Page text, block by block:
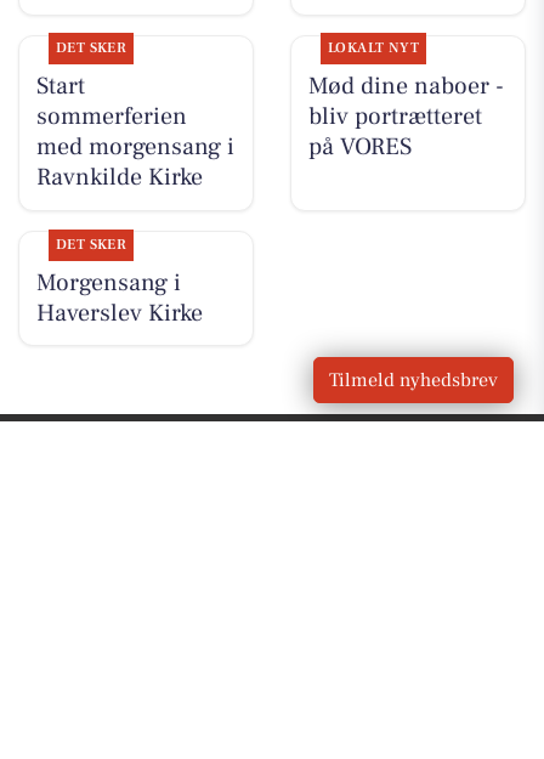
DET SKER
Start
sommerferien
med morgensang i
Ravnkilde Kirke
LOKALT NYT
Mød dine naboer -
bliv portrætteret
på VORES
DET SKER
Morgensang i
Haverslev Kirke
Tilmeld nyhedsbrev